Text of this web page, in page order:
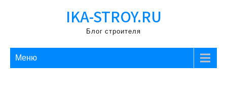
IKA-STROY.RU
Блог строителя
Меню